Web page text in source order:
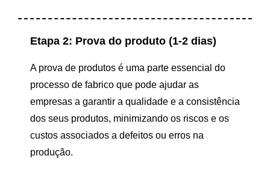
Etapa 2: Prova do produto (1-2 dias)
A prova de produtos é uma parte essencial do
processo de fabrico que pode ajudar as
empresas a garantir a qualidade e a consistência
dos seus produtos, minimizando os riscos e os
custos associados a defeitos ou erros na
produção.